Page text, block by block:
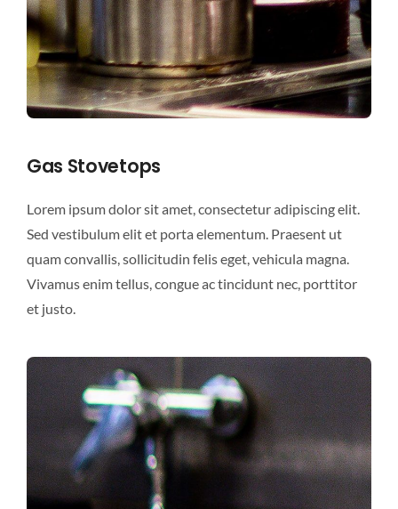
Gas Stovetops
Lorem ipsum dolor sit amet, consectetur adipiscing elit.
Sed vestibulum elit et porta elementum. Praesent ut
quam convallis, sollicitudin felis eget, vehicula magna.
Vivamus enim tellus, congue ac tincidunt nec, porttitor
et justo.